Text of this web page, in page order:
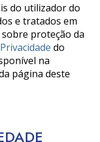
do utilizador do
e tratados em
proteção da
do
na
página deste